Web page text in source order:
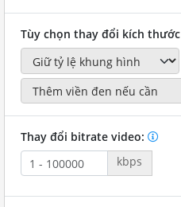
Tùy chọn thay đổi kích thước
Thay đổi bitrate video:
kbps